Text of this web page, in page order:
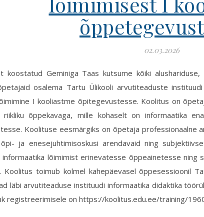
02.03.2026
koostatud Geminiga Taas kutsume kõiki
osalema Tartu Ülikooli arvutiteaduste
I kooliastme õpitegevustesse. Koolitus on
riikliku õppekavaga, mille kohaselt on informaatika
Koolituse eesmärgiks on õpetaja professionaalne
ja enesejuhtimisoskusi arendavaid ning
lõimimist erinevatesse õppeainetesse ning
Koolitus toimub kolmel kahepäevasel õppesessioonil
läbi arvutiteaduse instituudi informaatika didaktika
registreerimisele on https://koolitus.edu.ee/training/